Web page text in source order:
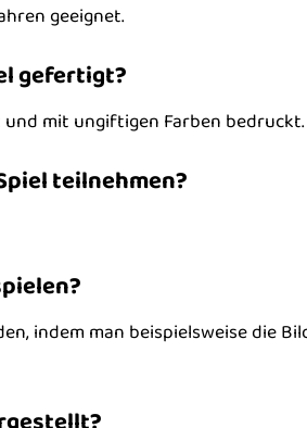
geeignet.
gefertigt?
mit ungiftigen Farben bedruckt.
teilnehmen?
indem man beispielsweise die